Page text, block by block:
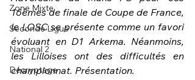
Zone Mixte
Seconde Ligue
National 2
Décryptage
16èmes de finale de Coupe de France,
le LOSC se présente comme un favori
évoluant en D1 Arkema. Néanmoins,
les Lilloises ont des difficultés en
championnat. Présentation.